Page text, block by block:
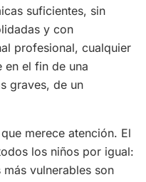
suficientes, sin
y con
profesional, cualquier
en el fin de una
graves, de un
merece atención. El
los niños por igual:
vulnerables son